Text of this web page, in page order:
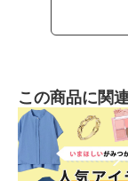
この商品に関